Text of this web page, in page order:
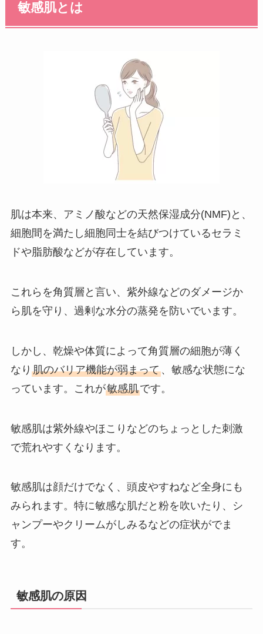
敏感肌とは
肌は本来、アミノ酸などの天然保湿成分(NMF)と、
細胞間を満たし細胞同士を結びつけているセラミ
ドや脂肪酸などが存在しています。
これらを角質層と言い、紫外線などのダメージか
ら肌を守り、過剰な水分の蒸発を防いでいます。
しかし、乾燥や体質によって角質層の細胞が薄く
なり 肌のバリア機能が弱まって、敏感な状態にな
っています。これが敏感肌です。
敏感肌は紫外線やほこりなどのちょっとした刺激
で荒れやすくなります。
敏感肌は顔だけでなく、頭皮やすねなど全身にも
みられます。特に敏感な肌だと粉を吹いたり、シ
ャンプーやクリームがしみるなどの症状がでま
す。
敏感肌の原因